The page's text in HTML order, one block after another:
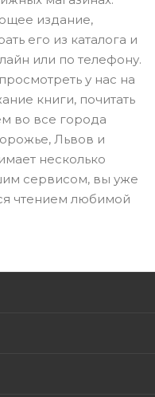
издание,
его из каталога и
или по телефону.
у нас на
книги, почитать
во все города
Львов и
несколько
сервисом, вы уже
чтением любимой